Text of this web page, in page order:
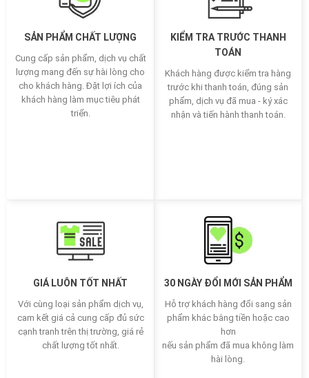
SẢN PHẨM CHẤT LƯỢNG
Cung cấp sản phẩm, dịch vụ chất
lượng mang đến sự hài lòng cho
cho khách hàng. Đặt lợi ích của
khách hàng làm mục tiêu phát
triển.
KIỂM TRA TRƯỚC THANH
TOÁN
Khách hàng được kiểm tra hàng
trước khi thanh toán, đúng sản
phẩm, dịch vụ đã mua - ký xác
nhận và tiến hành thanh toán.
GIÁ LUÔN TỐT NHẤT
Với cùng loại sản phẩm dịch vụ,
cam kết giá cả cung cấp đủ sức
cạnh tranh trên thị trường, giá rẻ
chất lượng tốt nhất.
30 NGÀY ĐỔI MỚI SẢN PHẨM
Hỗ trợ khách hàng đổi sang sản
phẩm khác bằng tiền hoặc cao
hơn
nếu sản phẩm đã mua không làm
hài lòng.